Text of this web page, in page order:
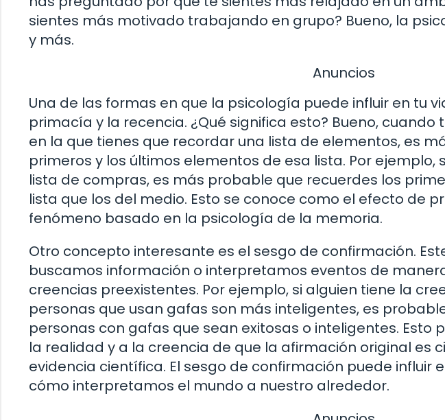
sientes más motivado trabajando en grupo? Bueno, la
y más.
Anuncios
Una de las formas en que la psicología puede influir en tu
primacía y la recencia. ¿Qué significa esto? Bueno,
en la que tienes que recordar una lista de elementos, es
primeros y los últimos elementos de esa lista. Por ejemplo,
lista de compras, es más probable que recuerdes los
lista que los del medio. Esto se conoce como el efecto de
fenómeno basado en la psicología de la memoria.
Otro concepto interesante es el sesgo de confirmación.
buscamos información o interpretamos eventos de
creencias preexistentes. Por ejemplo, si alguien tiene la
personas que usan gafas son más inteligentes, es
personas con gafas que sean exitosas o inteligentes. Esto
la realidad y a la creencia de que la afirmación original es
evidencia científica. El sesgo de confirmación puede influir
cómo interpretamos el mundo a nuestro alrededor.